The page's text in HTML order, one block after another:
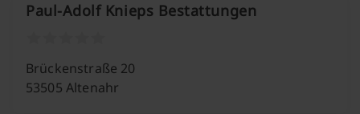
Paul-Adolf Knieps Bestattungen
Brückenstraße 20
53505 Altenahr